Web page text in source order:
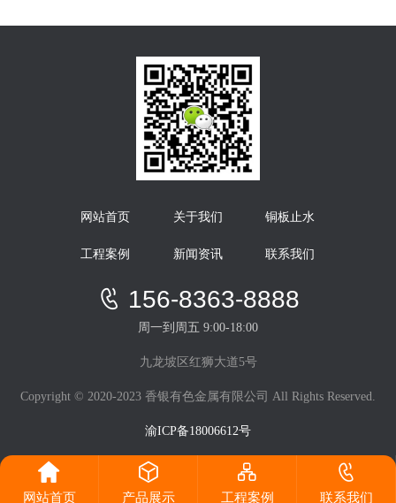
网站首页 关于我们 铜板止水
工程案例 新闻资讯 联系我们
156-8363-8888
周一到周五 9:00-18:00
九龙坡区红狮大道5号
Copyright © 2020-2023 香银有色金属有限公司 All Rights Reserved.
渝ICP备18006612号
网站首页 产品展示 工程案例 联系我们